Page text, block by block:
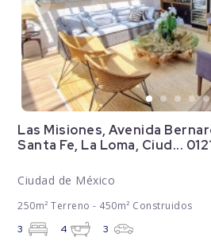
Las Misiones, Avenida
Santa Fe, La Loma, Ciud...
Ciudad de México
250m² Terreno - 450m² Construidos
3 4 3